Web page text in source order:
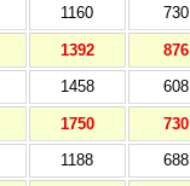
1160 730
1392 876
1458 608
1750 730
1188 688